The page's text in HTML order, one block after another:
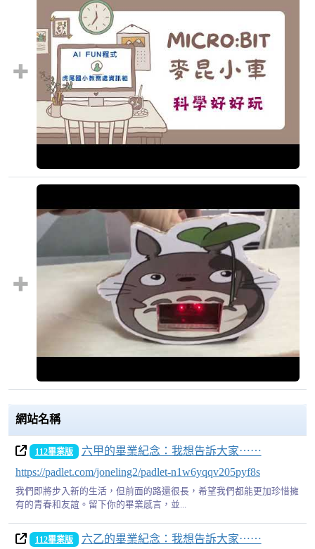
網站名稱
112畢業版
六甲的畢業紀念：我想告訴大家⋯⋯
https://padlet.com/joneling2/padlet-n1w6yqqv205pyf8s
我們即將步入新的生活，但前面的路還很長，希望我們都能更加珍惜擁
有的青春和友誼。留下你的畢業感言，並...
112畢業版
六乙的畢業紀念：我想告訴大家⋯⋯